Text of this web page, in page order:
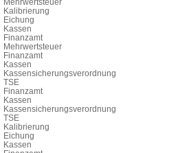
Kalibrierung
Eichung
Kassen
Finanzamt
Mehrwertsteuer
Finanzamt
Kassen
Kassensicherungsverordnung
TSE
Finanzamt
Kassen
Kassensicherungsverordnung
TSE
Kalibrierung
Eichung
Kassen